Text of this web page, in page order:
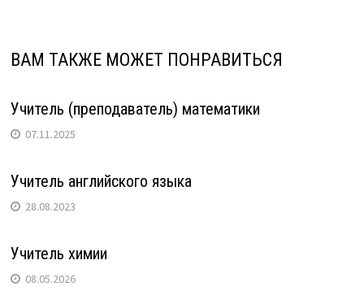
ВАМ ТАКЖЕ МОЖЕТ ПОНРАВИТЬСЯ
Учитель (преподаватель) математики
07.11.2025
Учитель английского языка
28.08.2023
Учитель химии
08.05.2026